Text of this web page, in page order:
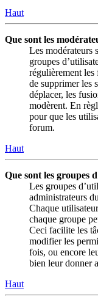
Haut
Que sont les
Les modérateurs
groupes
régulièrement
de supprimer les
déplacer, les
modèrent. En
pour que les
forum.
Haut
Que sont les groupes
Les groupes
administrateurs
Chaque
chaque groupe
Ceci facilite les
modifier les
fois, ou encore
bien leur donner
Haut